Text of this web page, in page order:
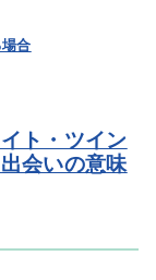
合
ト・ツイン
会いの意味